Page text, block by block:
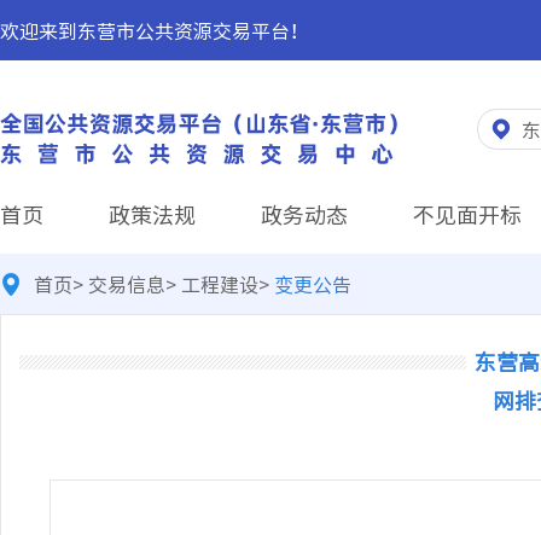
欢迎来到东营市公共资源交易平台！
首页 政策法规 政务动态 不见面开标
首页> 交易信息> 工程建设> 变更公告
东营
网